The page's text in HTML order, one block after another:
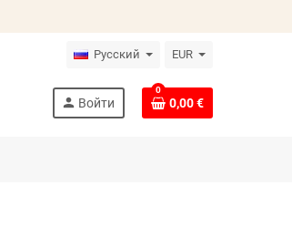
Русский EUR
person Войти
0
0,00 €